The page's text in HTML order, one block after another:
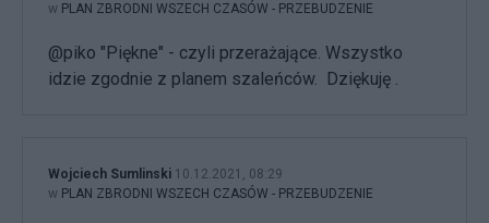
w PLAN ZBRODNI WSZECH CZASÓW - PRZEBUDZENIE
@piko "Piękne" - czyli przerażające. Wszystko
idzie zgodnie z planem szaleńców. Dziękuję .
Wojciech Sumlinski 10.12.2021, 08:29
w PLAN ZBRODNI WSZECH CZASÓW - PRZEBUDZENIE